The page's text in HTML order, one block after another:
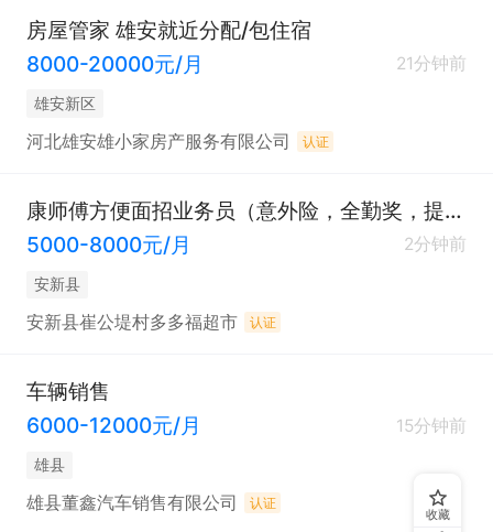
房屋管家 雄安就近分配/包住宿
8000-20000元/月
21分钟前
雄安新区
河北雄安雄小家房产服务有限公司 认证
康师傅方便面招业务员（意外险，全勤奖，提成）
5000-8000元/月
2分钟前
安新县
安新县崔公堤村多多福超市 认证
车辆销售
6000-12000元/月
15分钟前
雄县
雄县董鑫汽车销售有限公司 认证
收藏